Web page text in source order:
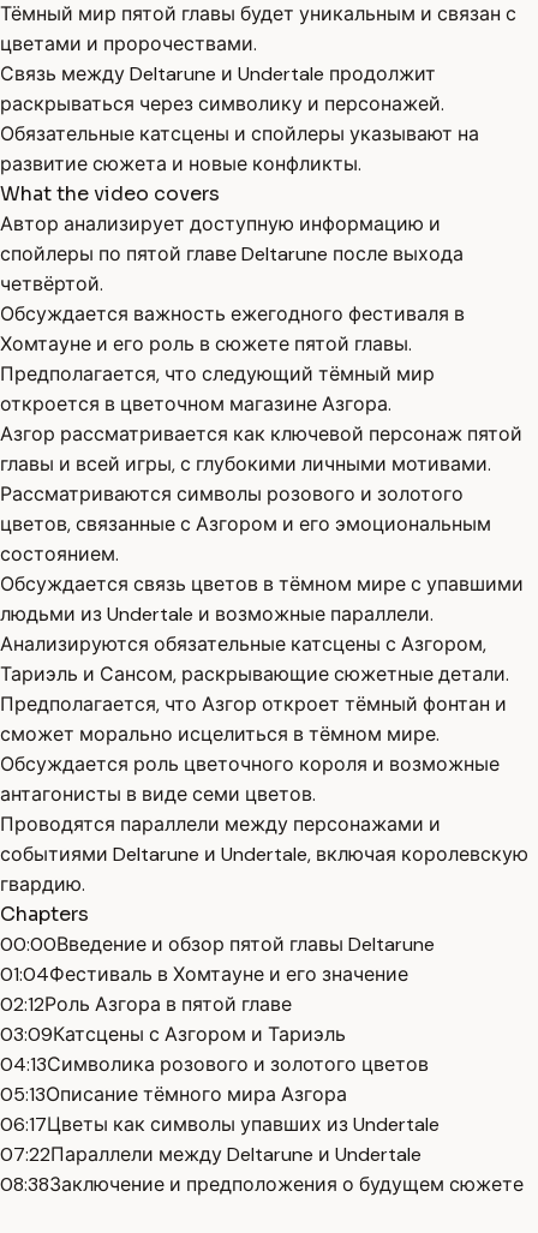
Тёмный мир пятой главы будет уникальным и связан с
цветами и пророчествами.
Связь между Deltarune и Undertale продолжит
раскрываться через символику и персонажей.
Обязательные катсцены и спойлеры указывают на
развитие сюжета и новые конфликты.
What the video covers
Автор анализирует доступную информацию и
спойлеры по пятой главе Deltarune после выхода
четвёртой.
Обсуждается важность ежегодного фестиваля в
Хомтауне и его роль в сюжете пятой главы.
Предполагается, что следующий тёмный мир
откроется в цветочном магазине Азгора.
Азгор рассматривается как ключевой персонаж пятой
главы и всей игры, с глубокими личными мотивами.
Рассматриваются символы розового и золотого
цветов, связанные с Азгором и его эмоциональным
состоянием.
Обсуждается связь цветов в тёмном мире с упавшими
людьми из Undertale и возможные параллели.
Анализируются обязательные катсцены с Азгором,
Тариэль и Сансом, раскрывающие сюжетные детали.
Предполагается, что Азгор откроет тёмный фонтан и
сможет морально исцелиться в тёмном мире.
Обсуждается роль цветочного короля и возможные
антагонисты в виде семи цветов.
Проводятся параллели между персонажами и
событиями Deltarune и Undertale, включая королевскую
гвардию.
Chapters
00:00Введение и обзор пятой главы Deltarune
01:04Фестиваль в Хомтауне и его значение
02:12Роль Азгора в пятой главе
03:09Катсцены с Азгором и Тариэль
04:13Символика розового и золотого цветов
05:13Описание тёмного мира Азгора
06:17Цветы как символы упавших из Undertale
07:22Параллели между Deltarune и Undertale
08:38Заключение и предположения о будущем сюжете